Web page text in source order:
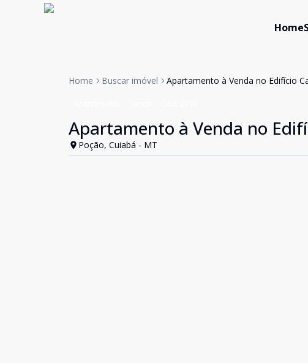
Home
Home Buscar imóvel Apartamento à Venda no Edifício
Apartamento à Venda no
Poção, Cuiabá - MT